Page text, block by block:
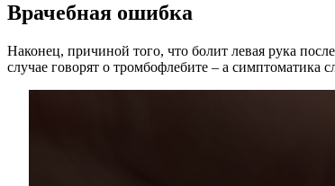
Врачебная ошибка
Наконец, причиной того, что болит левая рука
случае говорят о тромбофлебите – а